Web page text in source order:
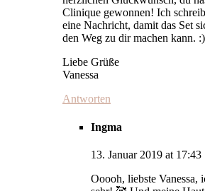
Clinique gewonnen! Ich
eine Nachricht, damit das Set
den Weg zu dir machen kann. :)
Liebe Grüße
Vanessa
Antworten
Ingma
13. Januar 2019 at 17:43
Ooooh, liebste Vanessa,